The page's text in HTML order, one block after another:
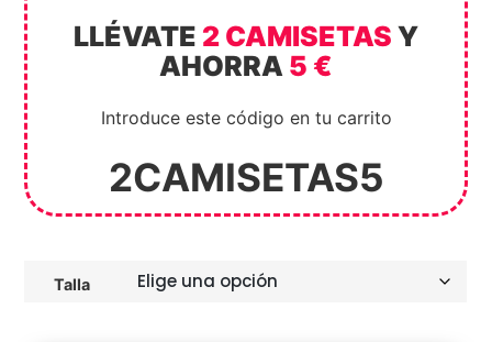
LLÉVATE 2 CAMISETAS Y
AHORRA 5 €
Introduce este código en tu carrito
2CAMISETAS5
Talla